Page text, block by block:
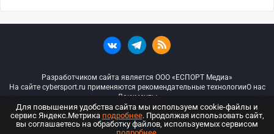
Разработчиком сайта является ООО «ЕСПОРТ Медиа»
На сайте cybersport.ru применяются рекомендательные технологииО нас
Документы
© ООО «Киберспорт.ру» — Все права защищены
Для повышения удобства сайта мы используем cookie-файлы и
сервис Яндекс.Метрика подробнее. Продолжая использовать сайт,
вы соглашаетесь на обработку файлов, используемых сервисом